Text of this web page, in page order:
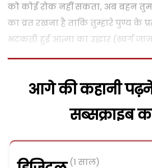
को कोई रोक नहीं सकता, अब बहन तुम
का व्रत रखना है ताकि तुम्हारे पुण्य के
भटकती हुई आत्मा का उद्धार (स्वर्ग
आगे की कहानी
सब्सक्राइब
(1 साल)